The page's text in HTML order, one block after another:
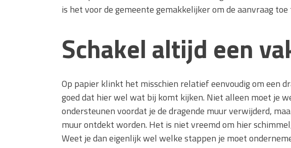
is het voor de gemeente gemakkelijker om de aanvraag toe
Schakel altijd een
Op papier klinkt het misschien relatief eenvoudig om een
goed dat hier wel wat bij komt kijken. Niet alleen moet je
ondersteunen voordat je de dragende muur verwijderd,
muur ontdekt worden. Het is niet vreemd om hier
Weet je dan eigenlijk wel welke stappen je moet